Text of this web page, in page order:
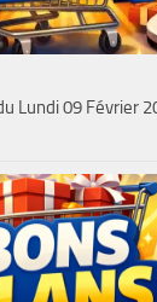
Lundi 09 Février